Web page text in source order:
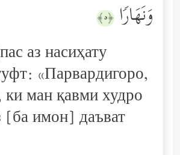
وَنَهَارࣰا ﴿٥﴾
аз насиҳату
«Парвардигоро,
ки ман қавми худро
имон] даъват